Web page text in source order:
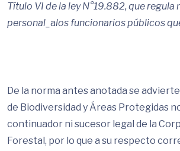
Título VI de la ley N°19.882, que regula
personal_ alos funcionarios públicos
De la norma antes anotada se
de Biodiversidad y Áreas Protegidas
continuador ni sucesor legal de la
Forestal, por lo que a su respecto